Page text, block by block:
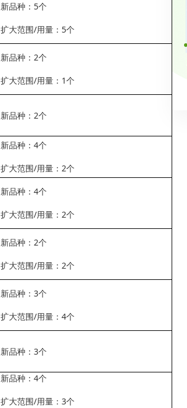
新品种：5个
扩大范围/用量：5个
新品种：2个
扩大范围/用量：1个
新品种：2个
新品种：4个
扩大范围/用量：2个
新品种：4个
扩大范围/用量：2个
新品种：2个
扩大范围/用量：2个
新品种：3个
扩大范围/用量：4个
新品种：3个
新品种：4个
扩大范围/用量：3个